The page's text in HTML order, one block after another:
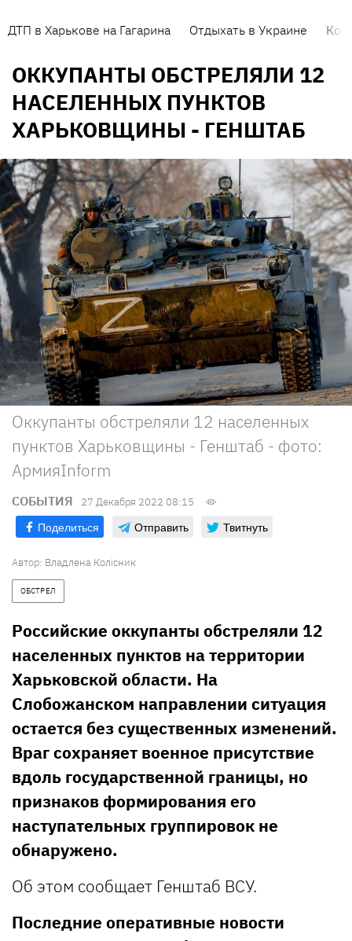
ДТП в Харькове на Гагарина Отдыхать в Украине
ОККУПАНТЫ ОБСТРЕЛЯЛИ 12
НАСЕЛЕННЫХ ПУНКТОВ
ХАРЬКОВЩИНЫ - ГЕНШТАБ
Оккупанты обстреляли 12 населенных
пунктов Харьковщины - Генштаб - фото:
АрмияInform
СОБЫТИЯ 27 Декабря 2022 08:15
Поделиться Отправить Твитнуть
Автор: Владлена Колісник
ОБСТРЕЛ
Российские оккупанты обстреляли 12
населенных пунктов на территории
Харьковской области. На
Слобожанском направлении ситуация
остается без существенных изменений.
Враг сохраняет военное присутствие
вдоль государственной границы, но
признаков формирования его
наступательных группировок не
обнаружено.
Об этом сообщает Генштаб ВСУ.
Последние оперативные новости